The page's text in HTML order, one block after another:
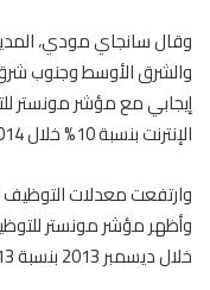
وقال سانجاي مودي،
إيجابي مع مؤشر مونستر
الإنترنت بنسبة 10% خلال 2014″.
وأظهر مؤشر مونستر
خلال ديسمبر 2013 بنسبة 13% بنهاية ديسمبر 2014.